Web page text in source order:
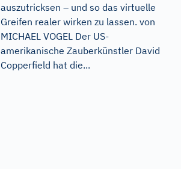
auszutricksen – und so das virtuelle
Greifen realer wirken zu lassen. von
MICHAEL VOGEL Der US-
amerikanische Zauberkünstler David
Copperfield hat die...